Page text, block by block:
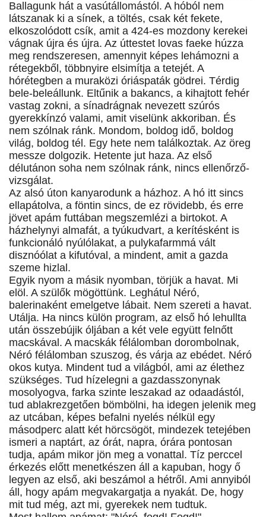
Ballagunk hát a vasútállomástól. A hóból nem
látszanak ki a sínek, a töltés, csak két fekete,
elkoszolódott csík, amit a 424-es mozdony kerekei
vágnak újra és újra. Az úttestet lovas faeke húzza
meg rendszeresen, amennyit képes lehámozni a
rétegekből, többnyire elsimítja a tetejét. A
hórétegben a muraközi óriáspaták gödrei. Térdig
bele-beleállunk. Eltűnik a bakancs, a kihajtott fehér
vastag zokni, a sínadrágnak nevezett szúrós
gyerekkínzó valami, amit viselünk akkoriban. És
nem szólnak ránk. Mondom, boldog idő, boldog
világ, boldog tél. Egy hete nem találkoztak. Az öreg
messze dolgozik. Hetente jut haza. Az első
délutánon soha nem szólnak ránk, nincs ellenőrző-
vizsgálat.
Az alsó úton kanyarodunk a házhoz. A hó itt sincs
ellapátolva, a föntin sincs, de ez rövidebb, és erre
jövet apám futtában megszemlézi a birtokot. A
házhelynyi almafát, a tyúkudvart, a kerítésként is
funkcionáló nyúlólakat, a pulykafarmmá vált
disznóólat a kifutóval, a mindent, amit a gazda
szeme hizlal.
Egyik nyom a másik nyomban, törjük a havat. Mi
elöl. A szülők mögöttünk. Leghátul Néró,
balerinaként emelgetve lábait. Nem szereti a havat.
Utálja. Ha nincs külön program, az első hó lehullta
után összebújik óljában a két vele együtt felnőtt
macskával. A macskák félálomban dorombolnak,
Néró félálomban szuszog, és várja az ebédet. Néró
okos kutya. Mindent tud a világból, ami az élethez
szükséges. Tud hízelegni a gazdasszonynak
mosolyogva, farka szinte leszakad az odaadástól,
tud ablakrezgetően bömbölni, ha idegen jelenik meg
az utcában, képes befalni nyelés nélkül egy
másodperc alatt két hörcsögöt, mindezek tetejében
ismeri a naptárt, az órát, napra, órára pontosan
tudja, apám mikor jön meg a vonattal. Tíz perccel
érkezés előtt menetkészen áll a kapuban, hogy ő
legyen az első, aki beszámol a hétről. Ami annyiból
áll, hogy apám megvakargatja a nyakát. De, hogy
mit tud még, azt mi, gyerekek nem tudtuk.